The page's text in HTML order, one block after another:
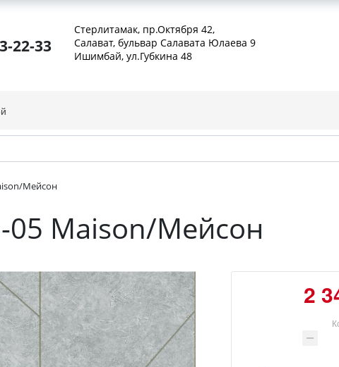
22-33
Стерлитамак, пр.Октября 42,
Салават, бульвар Салавата Юлаева 9
Ишимбай, ул.Губкина 48
Мейсон
05 Maison/Мейсон
2